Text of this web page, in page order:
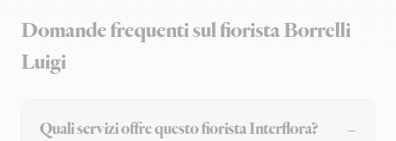
Domande frequenti sul fiorista Borrelli
Luigi
Quali servizi offre questo fiorista Interflora?